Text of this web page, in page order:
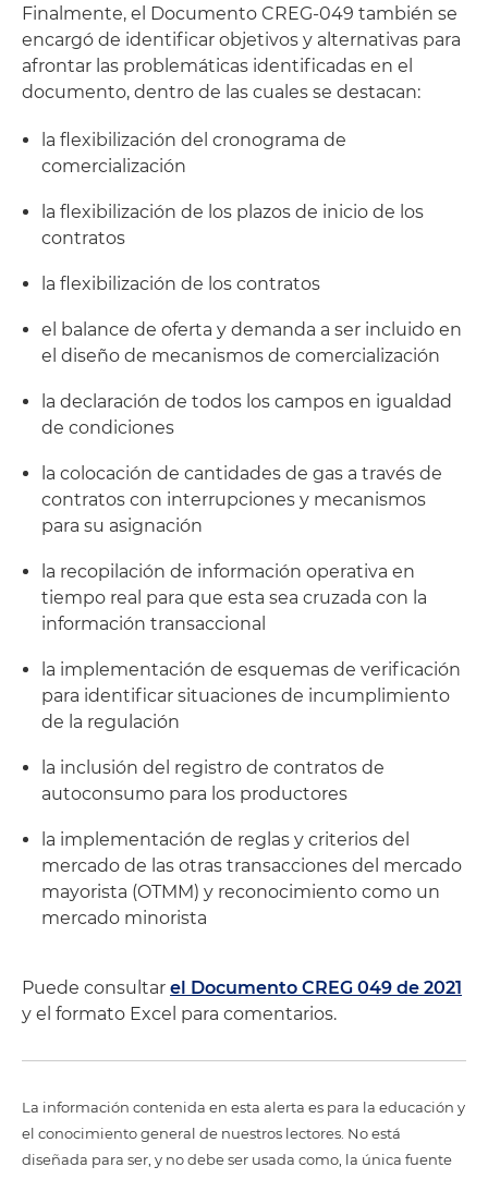
Finalmente, el Documento CREG-049 también se
encargó de identificar objetivos y alternativas para
afrontar las problemáticas identificadas en el
documento, dentro de las cuales se destacan:
la flexibilización del cronograma de
comercialización
la flexibilización de los plazos de inicio de los
contratos
la flexibilización de los contratos
el balance de oferta y demanda a ser incluido en
el diseño de mecanismos de comercialización
la declaración de todos los campos en igualdad
de condiciones
la colocación de cantidades de gas a través de
contratos con interrupciones y mecanismos
para su asignación
la recopilación de información operativa en
tiempo real para que esta sea cruzada con la
información transaccional
la implementación de esquemas de verificación
para identificar situaciones de incumplimiento
de la regulación
la inclusión del registro de contratos de
autoconsumo para los productores
la implementación de reglas y criterios del
mercado de las otras transacciones del mercado
mayorista (OTMM) y reconocimiento como un
mercado minorista
Puede consultar el Documento CREG 049 de 2021
y el formato Excel para comentarios.
La información contenida en esta alerta es para la educación y
el conocimiento general de nuestros lectores. No está
diseñada para ser, y no debe ser usada como, la única fuente